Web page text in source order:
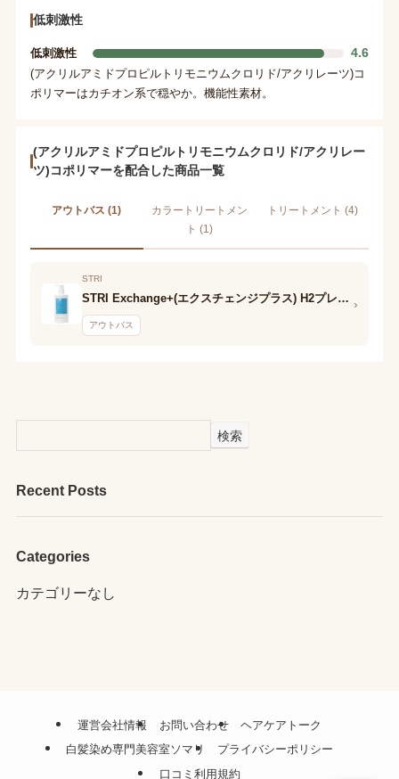
低刺激性
低刺激性 4.6
(アクリルアミドプロピルトリモニウムクロリド/アクリレーツ)コ
ポリマーはカチオン系で穏やか。機能性素材。
(アクリルアミドプロピルトリモニウムクロリド/アクリレー
ツ)コポリマーを配合した商品一覧
アウトバス (1)
カラートリートメン
ト (1)
トリートメント (4)
STRI
STRI Exchange+(エクスチェンジプラス) H2プレミアムヘアミルク
アウトバス
›
検索
Recent Posts
Categories
カテゴリーなし
運営会社情報 お問い合わせ
ヘアケアトーク
白髪染め専門美容室ソマリ
プライバシーポリシー
口コミ利用規約